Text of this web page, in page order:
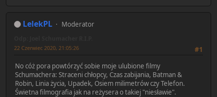
LelekPL Moderator
#1
22 Czerwiec 2020, 21:05:26
No cóż pora powtórzyć sobie moje ulubione filmy
Schumachera: Straceni chłopcy, Czas zabijania, Batman &
Robin, Linia życia, Upadek, Osiem milimetrów czy Telefon.
Świetna filmografia jak na reżysera o takiej "niesławie".